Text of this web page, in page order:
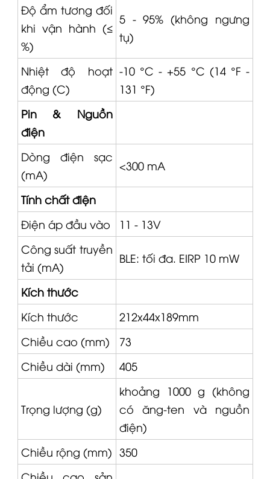
Độ ẩm tương đối
khi vận hành (≤
%)
5 - 95% (không ngưng
tụ)
Nhiệt độ hoạt
động (C)
-10 °C - +55 °C (14 °F -
131 °F)
Pin & Nguồn
điện
Dòng điện sạc
(mA)
<300 mA
Tính chất điện
Điện áp đầu vào
11 - 13V
Công suất truyền
tải (mA)
BLE: tối đa. EIRP 10 mW
Kích thước
Kích thước
212x44x189mm
Chiều cao (mm)
73
Chiều dài (mm)
405
Trọng lượng (g)
khoảng 1000 g (không
có ăng-ten và nguồn
điện)
Chiều rộng (mm) 350